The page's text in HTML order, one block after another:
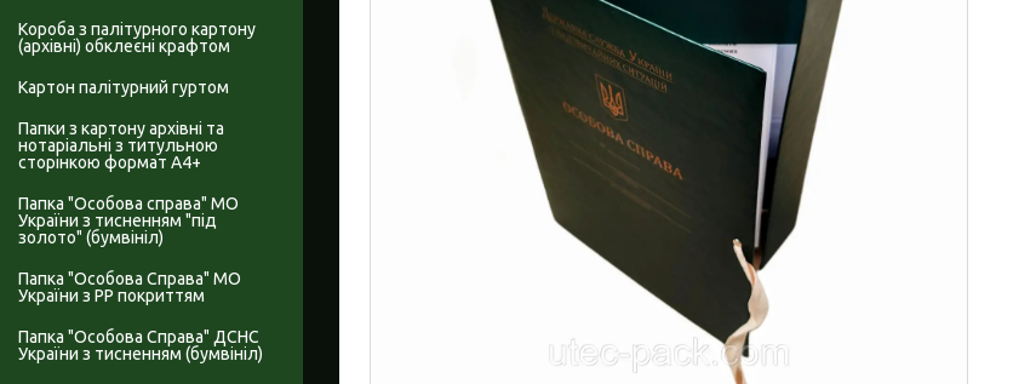
Короба з палітурного картону
(архівні) обклеєні крафтом
Картон палітурний гуртом
Папки з картону архівні та
нотаріальні з титульною
сторінкою формат А4+
Папка "Особова справа" МО
України з тисненням "під
золото" (бумвініл)
Папка "Особова Справа" МО
України з PP покриттям
Папка "Особова Справа" ДСНС
України з тисненням (бумвініл)